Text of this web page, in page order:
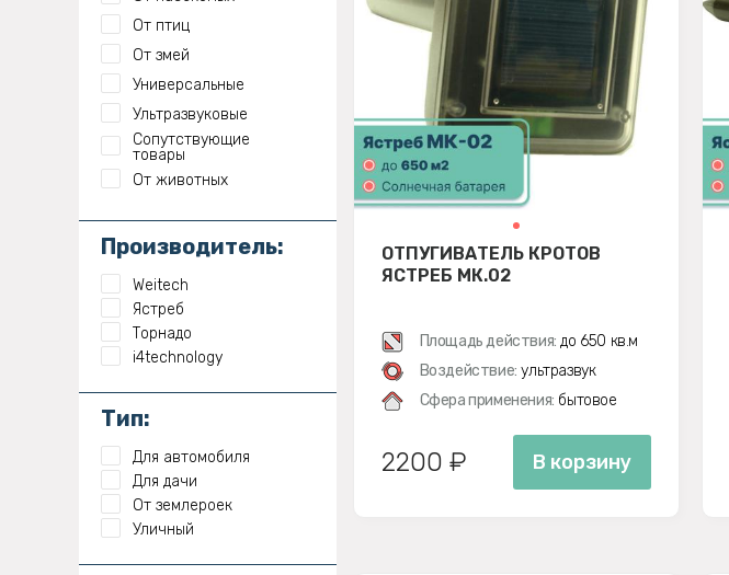
От птиц
От змей
Универсальные
Ультразвуковые
Сопутствующие
товары
От животных
Производитель:
Weitech
Ястреб
Торнадо
i4technology
Тип:
Для автомобиля
Для дачи
От землероек
Уличный
ОТПУГИВАТЕЛЬ КРОТОВ
ЯСТРЕБ МК.02
Площадь действия: до 650 кв.м
Воздействие: ультразвук
Сфера применения: бытовое
2200 ₽ В корзину